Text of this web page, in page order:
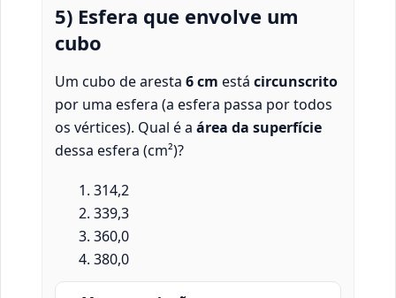
5) Esfera que envolve um
cubo
Um cubo de aresta 6 cm está circunscrito
por uma esfera (a esfera passa por todos
os vértices). Qual é a área da superfície
dessa esfera (cm²)?
314,2
339,3
360,0
380,0